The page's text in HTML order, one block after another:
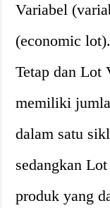
Variabel
(economic
Tetap dan Lot
memiliki
dalam satu
sedangkan
produk yang